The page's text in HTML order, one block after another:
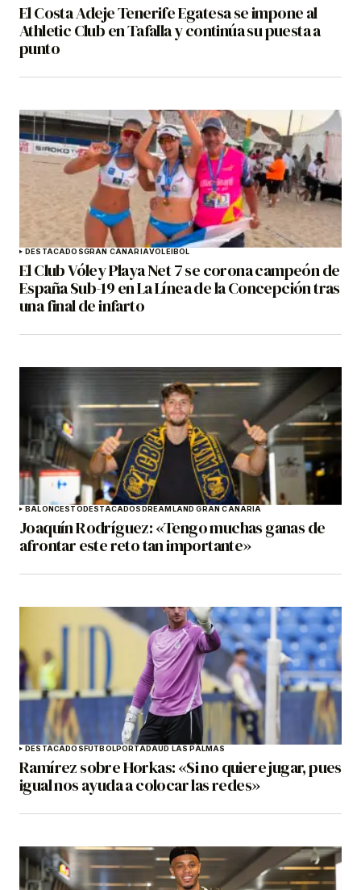
El Costa Adeje Tenerife Egatesa se impone al
Athletic Club en Tafalla y continúa su puesta a
punto
DESTACADOSGRAN CANARIAVOLEIBOL
El Club Vóley Playa Net 7 se corona campeón de
España Sub-19 en La Línea de la Concepción tras
una final de infarto
BALONCESTODESTACADOSDREAMLAND GRAN CANARIA
Joaquín Rodríguez: «Tengo muchas ganas de
afrontar este reto tan importante»
DESTACADOSFÚTBOLPORTADAUD LAS PALMAS
Ramírez sobre Horkas: «Si no quiere jugar, pues
igual nos ayuda a colocar las redes»